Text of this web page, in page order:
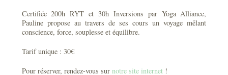
Certifiée 200h RYT et 30h Inversions par Yoga Alliance,
Pauline propose au travers de ses cours un voyage mêlant
conscience, force, souplesse et équilibre.
Tarif unique : 30€
Pour réserver, rendez-vous sur notre site internet!